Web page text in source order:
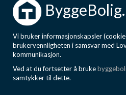
Vi bruker informasjonskapsler
brukervennligheten i samsvar med
kommunikasjon.
Ved at du fortsetter å bruke
samtykker til dette.